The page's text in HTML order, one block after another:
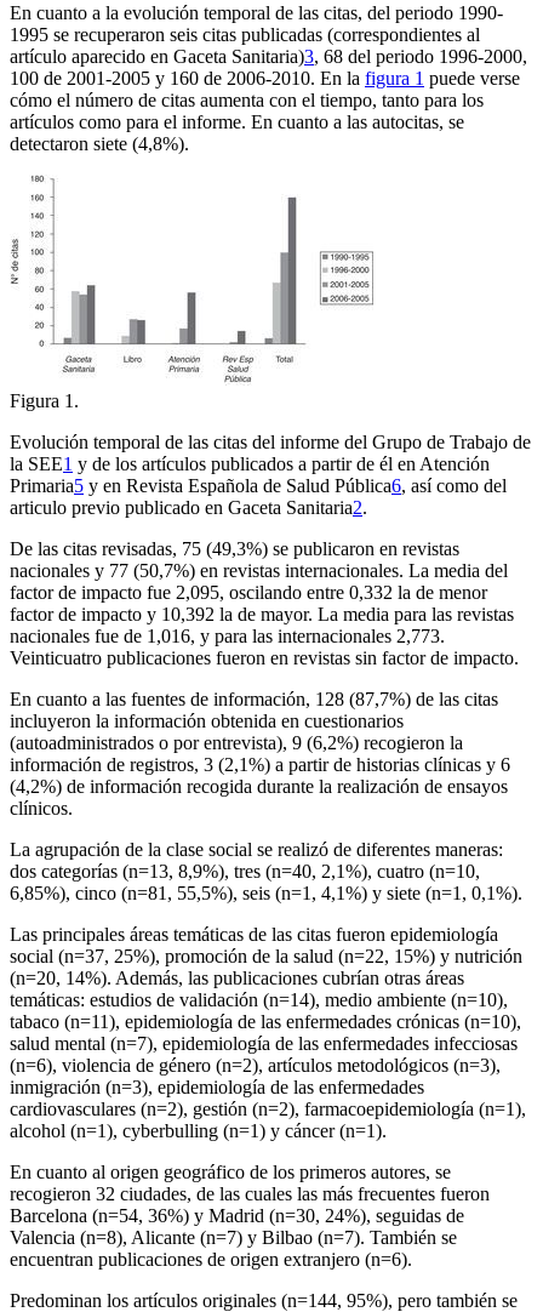
En cuanto a la evolución temporal de las citas, del periodo 1990-
1995 se recuperaron seis citas publicadas (correspondientes al
artículo aparecido en Gaceta Sanitaria)3, 68 del periodo 1996-2000,
100 de 2001-2005 y 160 de 2006-2010. En la figura 1 puede verse
cómo el número de citas aumenta con el tiempo, tanto para los
artículos como para el informe. En cuanto a las autocitas, se
detectaron siete (4,8%).
Figura 1.
Evolución temporal de las citas del informe del Grupo de Trabajo de
la SEE1 y de los artículos publicados a partir de él en Atención
Primaria5 y en Revista Española de Salud Pública6, así como del
articulo previo publicado en Gaceta Sanitaria2.
De las citas revisadas, 75 (49,3%) se publicaron en revistas
nacionales y 77 (50,7%) en revistas internacionales. La media del
factor de impacto fue 2,095, oscilando entre 0,332 la de menor
factor de impacto y 10,392 la de mayor. La media para las revistas
nacionales fue de 1,016, y para las internacionales 2,773.
Veinticuatro publicaciones fueron en revistas sin factor de impacto.
En cuanto a las fuentes de información, 128 (87,7%) de las citas
incluyeron la información obtenida en cuestionarios
(autoadministrados o por entrevista), 9 (6,2%) recogieron la
información de registros, 3 (2,1%) a partir de historias clínicas y 6
(4,2%) de información recogida durante la realización de ensayos
clínicos.
La agrupación de la clase social se realizó de diferentes maneras:
dos categorías (n=13, 8,9%), tres (n=40, 2,1%), cuatro (n=10,
6,85%), cinco (n=81, 55,5%), seis (n=1, 4,1%) y siete (n=1, 0,1%).
Las principales áreas temáticas de las citas fueron epidemiología
social (n=37, 25%), promoción de la salud (n=22, 15%) y nutrición
(n=20, 14%). Además, las publicaciones cubrían otras áreas
temáticas: estudios de validación (n=14), medio ambiente (n=10),
tabaco (n=11), epidemiología de las enfermedades crónicas (n=10),
salud mental (n=7), epidemiología de las enfermedades infecciosas
(n=6), violencia de género (n=2), artículos metodológicos (n=3),
inmigración (n=3), epidemiología de las enfermedades
cardiovasculares (n=2), gestión (n=2), farmacoepidemiología (n=1),
alcohol (n=1), cyberbulling (n=1) y cáncer (n=1).
En cuanto al origen geográfico de los primeros autores, se
recogieron 32 ciudades, de las cuales las más frecuentes fueron
Barcelona (n=54, 36%) y Madrid (n=30, 24%), seguidas de
Valencia (n=8), Alicante (n=7) y Bilbao (n=7). También se
encuentran publicaciones de origen extranjero (n=6).
Predominan los artículos originales (n=144, 95%), pero también se